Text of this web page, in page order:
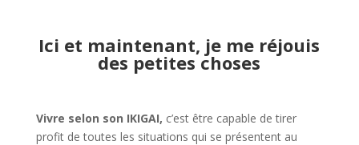
Ici et maintenant, je me réjouis
des petites choses
Vivre selon son IKIGAI, c’est être capable de tirer
profit de toutes les situations qui se présentent au